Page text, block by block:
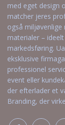
med eget design
matcher jeres
også
materialer –
markedsføring.
eksklusive
professionel
event eller
der efterlader et
Branding, der